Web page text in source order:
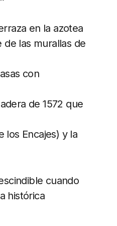
en la azotea
las murallas de
con
de 1572 que
los Encajes) y la
cuando
histórica